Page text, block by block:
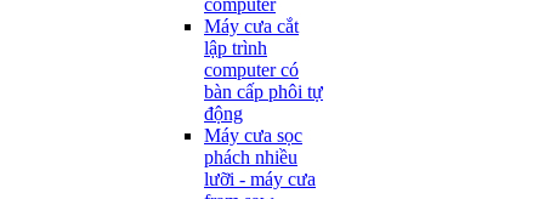
computer
Máy cưa cắt
lập trình
computer có
bàn cấp phôi tự
động
Máy cưa sọc
phách nhiều
lưỡi - máy cưa